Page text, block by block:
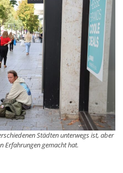
Städten unterwegs ist, aber
Erfahrungen gemacht hat.